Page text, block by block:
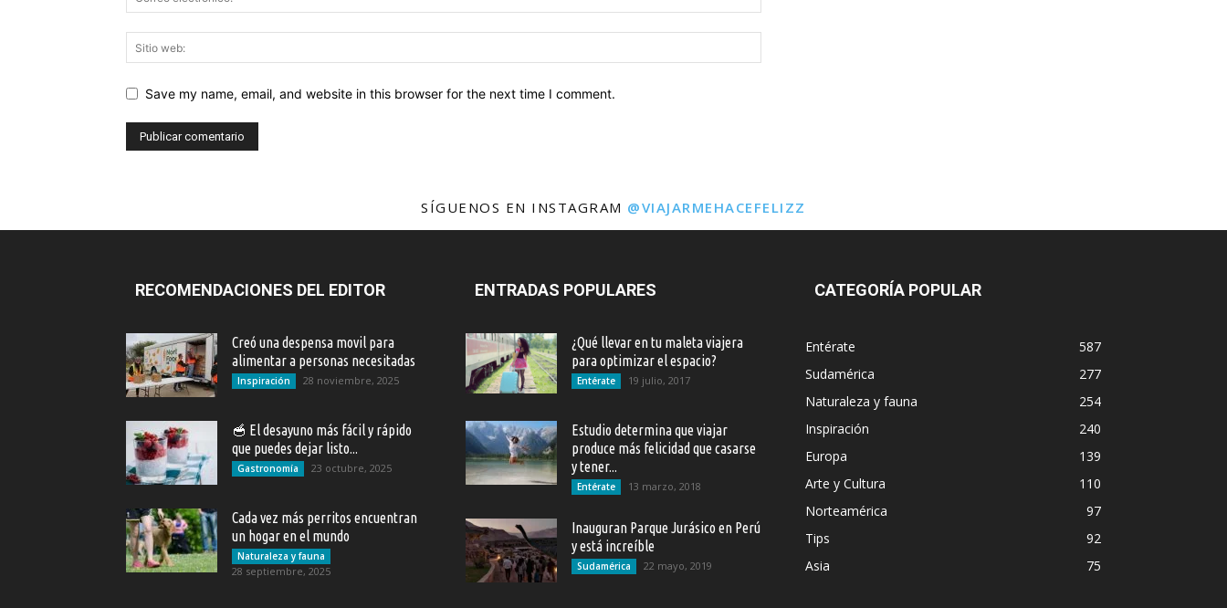
Save my name, email, and website in this browser for the next time I comment.
SÍGUENOS EN INSTAGRAM @VIAJARMEHACEFELIZZ
RECOMENDACIONES DEL EDITOR
Creó una despensa movil para
alimentar a personas necesitadas
Inspiración 28 noviembre, 2025
🥣 El desayuno más fácil y rápido
que puedes dejar listo...
Gastronomía 23 octubre, 2025
Cada vez más perritos encuentran
un hogar en el mundo
Naturaleza y fauna
28 septiembre, 2025
ENTRADAS POPULARES
¿Qué llevar en tu maleta viajera
para optimizar el espacio?
Entérate 19 julio, 2017
Estudio determina que viajar
produce más felicidad que casarse
y tener...
Entérate 13 marzo, 2018
Inauguran Parque Jurásico en Perú
y está increíble
Sudamérica 22 mayo, 2019
CATEGORÍA POPULAR
Entérate
587
Sudamérica
277
Naturaleza y fauna
254
Inspiración
240
Europa
139
Arte y Cultura
110
Norteamérica
97
Tips
92
Asia
75